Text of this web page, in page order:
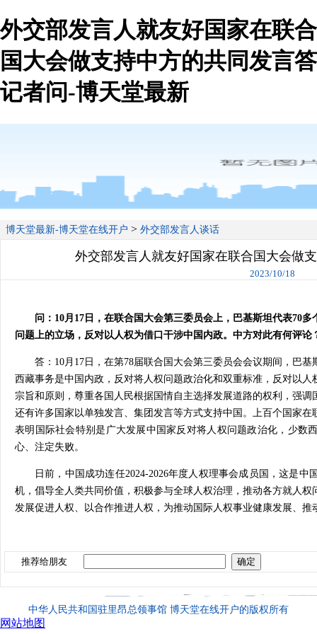
外交部发言人就友好国家在联合
国大会做支持中方的共同发言答
记者问-博天堂最新
博天堂最新-博天堂在线开户 > 外交部发言人谈话
外交部发言人就友好国家在联合国大会做
2023/10/18
问：10月17日，在联合国大会第三委员会上，巴基斯坦代表70
问题上的立场，反对以人权为借口干涉中国内政。中方对此有何评论
答：10月17日，在第78届联合国大会第三委员会会议期间，巴
西藏事务是中国内政，反对将人权问题政治化和双重标准，反对以
宗旨和原则，尊重各国人民根据国情自主选择发展道路的权利，强
还有许多国家以单独发言、集团发言等方式支持中国。上百个国家
表明国际社会特别是广大发展中国家反对将人权问题政治化，少数
心、注定失败。
日前，中国成功连任2024-2026年度人权理事会成员国，这是
机，倡导全人类共同价值，积极参与全球人权治理，推动各方就人
发展促进人权、以合作推进人权，为推动国际人权事业健康发展、
推荐给朋友
中华人民共和国驻里昂总领事馆 博天堂在线开户的版权所有
网站地图